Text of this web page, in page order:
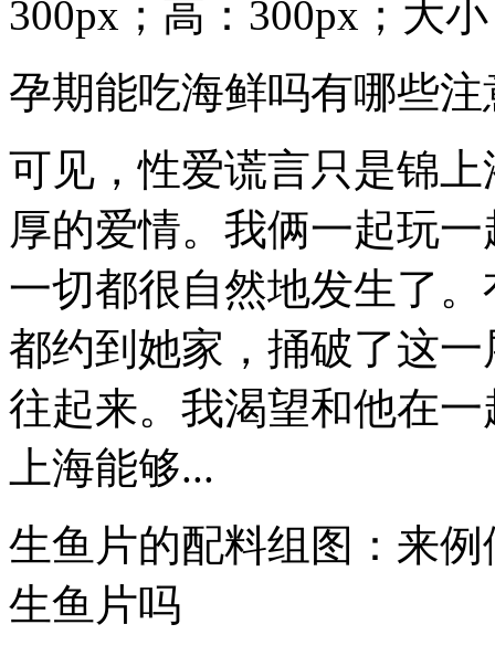
300px；高：300px；大
孕期能吃海鲜吗有哪些
可见，性爱谎言只是锦
厚的爱情。我俩一起玩
一切都很自然地发生了
都约到她家，捅破了这
往起来。我渴望和他在
上海能够...
生鱼片的配料组图：来
生鱼片吗